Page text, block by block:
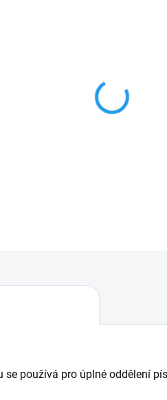
se používá pro úplné oddělení